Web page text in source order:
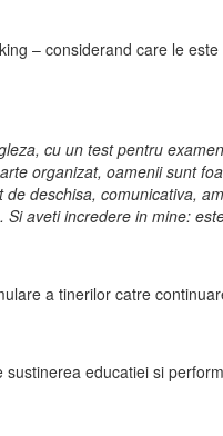
– considerand care le este
cu un test pentru
organizat, oamenii sunt
deschisa, comunicativa,
aveti incredere in mine:
a tinerilor catre
educatiei si